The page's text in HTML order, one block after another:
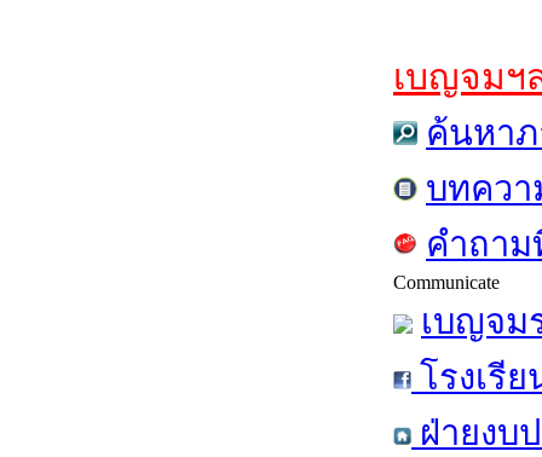
เบญจมฯ
ค้นหาภ
บทควา
คำถา
Communicate
เบญจม
โรงเรี
ฝ่ายงบ